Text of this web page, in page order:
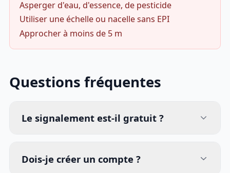
Asperger d'eau, d'essence, de pesticide
Utiliser une échelle ou nacelle sans EPI
Approcher à moins de 5 m
Questions fréquentes
Le signalement est-il gratuit ?
Dois-je créer un compte ?